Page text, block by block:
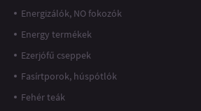
Energizálók, NO fokozók
Energy termékek
Ezerjófű cseppek
Fasírtporok, húspótlók
Fehér teák